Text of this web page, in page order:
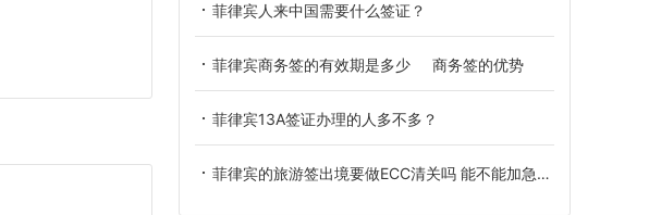
菲律宾人来中国需要什么签证？
菲律宾商务签的有效期是多少 商务签的优势
菲律宾13A签证办理的人多不多？
菲律宾的旅游签出境要做ECC清关吗 能不能加急办理呢